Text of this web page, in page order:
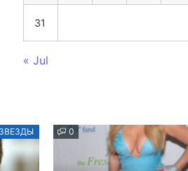
31
« Jul
ЗВЕЗДЫ 0